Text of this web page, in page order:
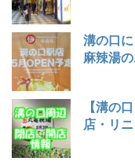
溝の口
麻辣湯
【溝の
店・リ